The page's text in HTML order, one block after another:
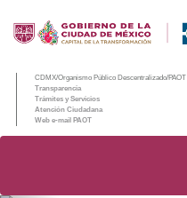
CDMX/Organismo Público Descentralizado/PAOT
Transparencia
Trámites y Servicios
Atención Ciudadana
Web e-mail PAOT